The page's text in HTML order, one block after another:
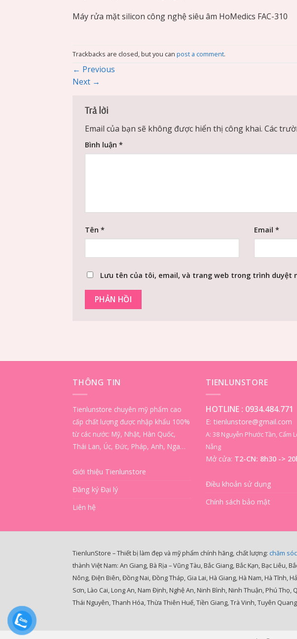
Máy rửa mặt silicon công nghệ siêu âm HoMedics FAC-310
Trackbacks are closed, but you can post a comment.
← Previous
Next →
Trả lời
Email của bạn sẽ không được hiển thị công khai. Các
Bình luận *
Tên * Email*
Lưu tên của tôi, email, và trang web trong trình duyệt
THÔNG TIN
Tienlunstore chuyên mỹ phẩm cao
cấp chất lượng được nhập khẩu 100%
từ các nước: Mỹ, Nhật, Hàn Quốc,
Thái Lan, Úc, Đức, Pháp, Anh, Nga…
Giới thiệu Tienlunstore
Đăng ký Đại lý
Liên hệ
TIENLUNSTORE
HOTLINE : 0934.484.771
E: tienlunstore@gmail.com
A: 38 Nguyễn Phước Tần, Cẩm
Nẵng
Mở cửa: T2-CN: 8h30 ->
Điều khoản sử dụng
Chính sách bảo mật
TienlunStore – Thiết bị làm đẹp và mỹ phẩm chính hãng, chất lượng: chăm
thành Việt Nam: An Giang, Bà Rịa – Vũng Tàu, Bắc Giang, Bắc Kạn, Bạc
Nông, Điện Biên, Đồng Nai, Đồng Tháp, Gia Lai, Hà Giang, Hà Nam, Hà Tĩnh,
Sơn, Lào Cai, Long An, Nam Định, Nghệ An, Ninh Bình, Ninh Thuận, Phú
Thái Nguyên, Thanh Hóa, Thừa Thiên Huế, Tiền Giang, Trà Vinh, Tuyên